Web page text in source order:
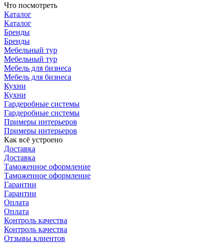
Что посмотреть
Каталог
Каталог
Бренды
Бренды
Мебельный тур
Мебельный тур
Мебель для бизнеса
Мебель для бизнеса
Кухни
Кухни
Гардеробные системы
Гардеробные системы
Примеры интерьеров
Примеры интерьеров
Как всё устроено
Доставка
Доставка
Таможенное оформление
Таможенное оформление
Гарантии
Гарантии
Оплата
Оплата
Контроль качества
Контроль качества
Отзывы клиентов